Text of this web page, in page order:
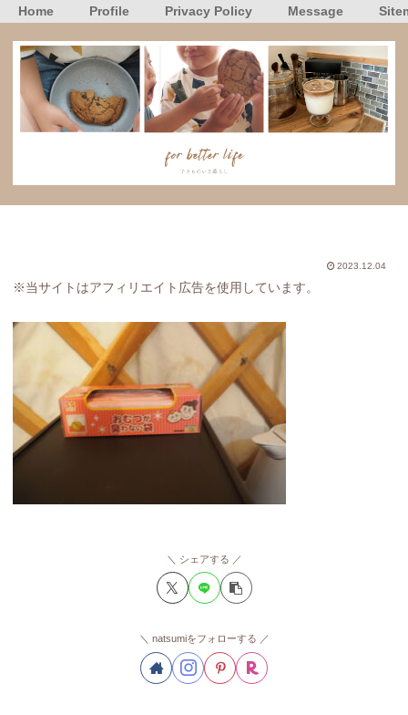
Home Profile Privacy Policy Message
2023.12.04
※当サイトはアフィリエイト広告を使用しています。
シェアする
natsumiをフォローする